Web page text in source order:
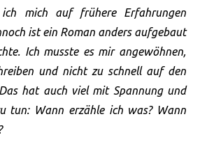
mich auf frühere Erfahrungen
ist ein Roman anders aufgebaut
Ich musste es mir angewöhnen,
und nicht zu schnell auf den
hat auch viel mit Spannung und
tun: Wann erzähle ich was? Wann